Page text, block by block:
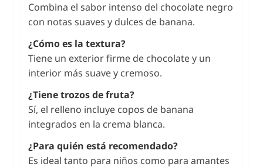
Combina el sabor intenso del chocolate negro
con notas suaves y dulces de banana.
¿Cómo es la textura?
Tiene un exterior firme de chocolate y un
interior más suave y cremoso.
¿Tiene trozos de fruta?
Sí, el relleno incluye copos de banana
integrados en la crema blanca.
¿Para quién está recomendado?
Es ideal tanto para niños como para amantes